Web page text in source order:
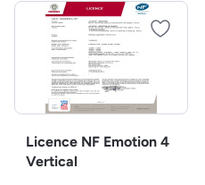
Licence NF Emotion 4
Vertical